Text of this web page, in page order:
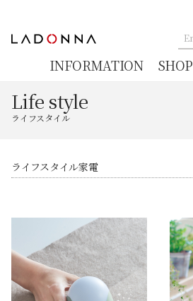
Life style
ライフスタイル
ライフスタイル家電
INFORMATION SHOP